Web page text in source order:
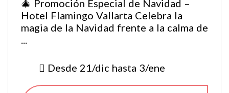
🎄 Promoción Especial de Navidad –
Hotel Flamingo Vallarta Celebra la
magia de la Navidad frente a la calma de
...
Desde 21/dic hasta 3/ene